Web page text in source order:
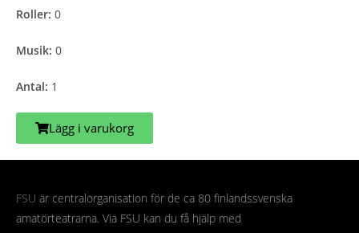
Roller: 0
Musik: 0
Antal: 1
Lägg i varukorg
FSU är centralorganisation för de ca 80 finlandssvenska
amatörteatrarna. Via FSU kan du få hjälp med